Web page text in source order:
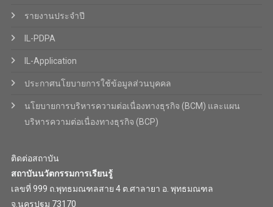
รายงานประจำปี
IL-PDPA
IL-Application
ประกาศนโยบายการใช้ข้อมูลส่วนบุคคล
นโยบายการบริหารความต่อเนื่องทางธุรกิจ (BCM) และแผน
บริหารความต่อเนื่องทางธุรกิจ (BCP)
ติดต่อสถาบัน
สถาบันนวัตกรรมการเรียนรู้
เลขที่ 999 ถ.พุทธมณฑลสาย 4 ต.ศาลายา อ. พุทธมณฑล
จ.นครปฐม 73170